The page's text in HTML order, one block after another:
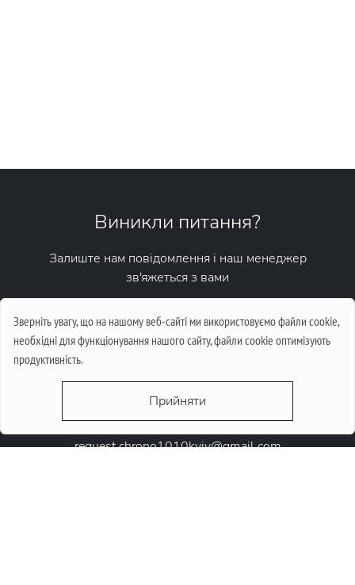
Зверніть увагу, що на нашому веб-сайті ми використовуємо файли cookie,
необхідні для функціонування нашого сайту, файли cookie оптимізують
продуктивність.
Прийняти
request.chrono1010kyiv@gmail.com
Виникли питання?
Залиште нам повідомлення і наш менеджер
зв'яжеться з вами
Написати повідомлення